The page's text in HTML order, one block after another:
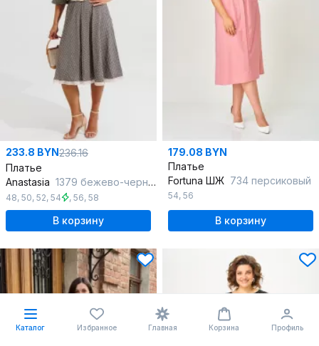
233.8 BYN236.16
Платье
Anastasia 1379 бежево-черный
48, 50, 52, 54 , 56, 58
В корзину
179.08 BYN
Платье
Fortuna ШЖ 734 персиковый
54, 56
В корзину
Каталог Избранное Главная Корзина Профиль